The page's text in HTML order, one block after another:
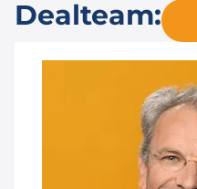
Dealteam: